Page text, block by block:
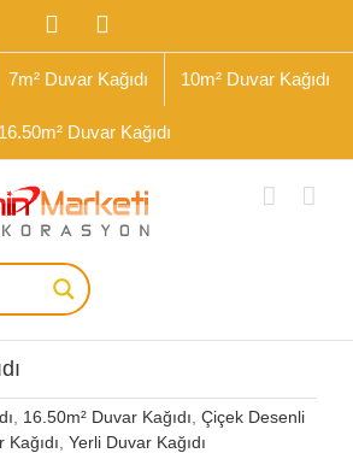
Facebook
7m² Duvar Kağıdı 10m² Duvar Kağıdı
16.50m² Duvar Kağıdı
16.50m² Duvar Kağıdı Çiçek Desenli
Kağıdı Yerli Duvar Kağıdı